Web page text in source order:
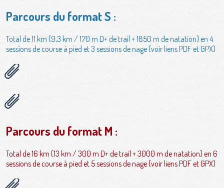
Parcours du format S :
Total de 11 km (9,3 km / 170 m D+ de trail + 1850 m de natation) en 4
sessions de course à pied et 3 sessions de nage (voir liens PDF et GPX)
Parcours du format M :
Total de 16 km (13 km / 300 m D+ de trail + 3000 m de natation) en 6
sessions de course à pied et 5 sessions de nage (voir liens PDF et GPX)